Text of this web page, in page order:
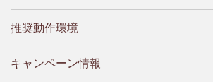
推奨動作環境
キャンペーン情報